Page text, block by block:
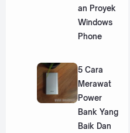
an Proyek
Windows
Phone
5 Cara
Merawat
Power
Bank Yang
Baik Dan